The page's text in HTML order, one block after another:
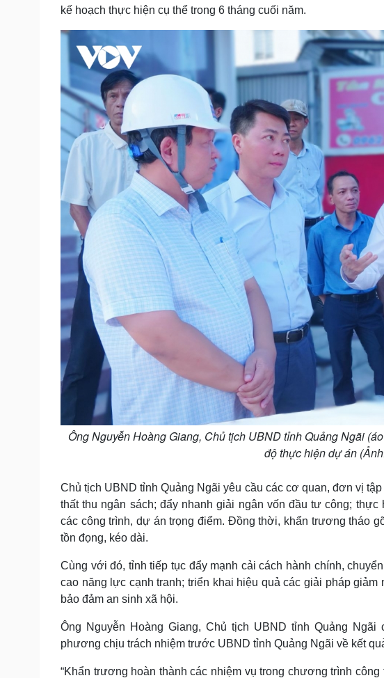
kế hoạch thực hiện cụ thể trong 6 tháng cuối năm.
Ông Nguyễn Hoàng Giang, Chủ tịch UBND tỉnh Quảng Ngãi
độ thực hiện dự án
Chủ tịch UBND tỉnh Quảng Ngãi yêu cầu các cơ quan, đơn vị
thất thu ngân sách; đẩy nhanh giải ngân vốn đầu tư công;
các công trình, dự án trọng điểm. Đồng thời, khẩn trương tháo
tồn đọng, kéo dài.
Cùng với đó, tỉnh tiếp tục đẩy mạnh cải cách hành chính,
cao năng lực cạnh tranh; triển khai hiệu quả các giải pháp
bảo đảm an sinh xã hội.
Ông Nguyễn Hoàng Giang, Chủ tịch UBND tỉnh Quảng
phương chịu trách nhiệm trước UBND tỉnh Quảng Ngãi về kết
“Khẩn trương hoàn thành các nhiệm vụ trong chương trình